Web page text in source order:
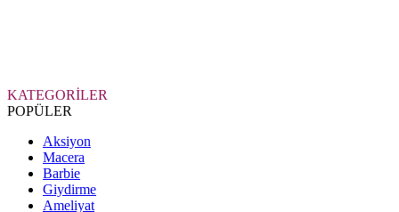
KATEGORİLER
POPÜLER
Aksiyon
Macera
Barbie
Giydirme
Ameliyat